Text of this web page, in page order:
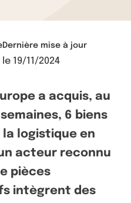
Dernière mise à jour
le 19/11/2024
a acquis, au
6 biens
la logistique en
acteur reconnu
pièces
intègrent des